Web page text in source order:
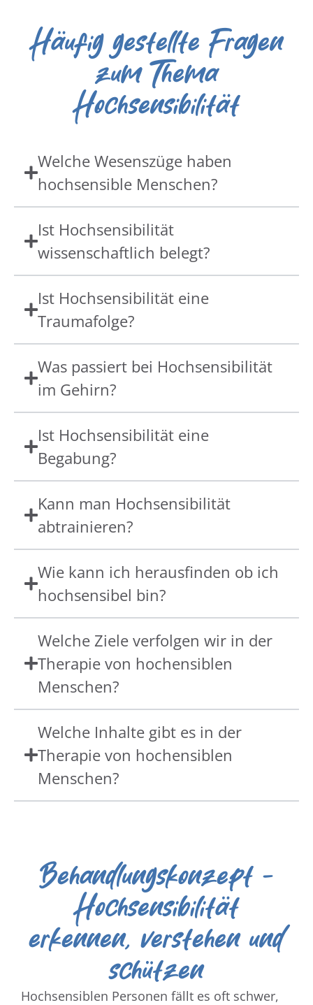
Häufig gestellte Fragen
zum Thema
Hochsensibilität
Welche Wesenszüge haben
hochsensible Menschen?
Ist Hochsensibilität
wissenschaftlich belegt?
Ist Hochsensibilität eine
Traumafolge?
Was passiert bei Hochsensibilität
im Gehirn?
Ist Hochsensibilität eine
Begabung?
Kann man Hochsensibilität
abtrainieren?
Wie kann ich herausfinden ob ich
hochsensibel bin?
Welche Ziele verfolgen wir in der
Therapie von hochensiblen
Menschen?
Welche Inhalte gibt es in der
Therapie von hochensiblen
Menschen?
Behandlungskonzept -
Hochsensibilität
erkennen, verstehen und
schützen
Hochsensiblen Personen fällt es oft schwer,